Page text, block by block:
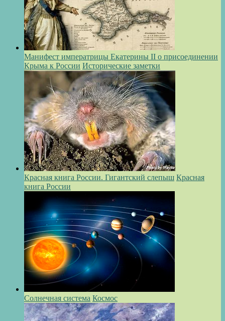
Манифест императрицы Екатерины II о присоединении
Крыма к России Исторические заметки
Красная книга России. Гигантский слепыш Красная
книга России
Солнечная система Космос